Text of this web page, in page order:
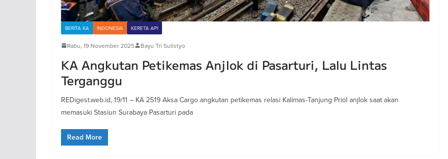
BERITA KA INDONESIA KERETA API
Rabu, 19 November 2025 Bayu Tri Sulistyo
KA Angkutan Petikemas Anjlok di Pasarturi, Lalu Lintas
Terganggu
REDigest.web.id, 19/11 – KA 2519 Aksa Cargo angkutan petikemas relasi Kalimas-Tanjung Priol anjlok saat akan
memasuki Stasiun Surabaya Pasarturi pada
Read More